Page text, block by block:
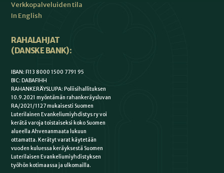
Verkkopalveluiden tila
In English
RAHALAHJAT
(DANSKE BANK):
IBAN: FI13 8000 1500 7791 95
BIC: DABAFIHH
RAHANKERÄYSLUPA: Poliisihallituksen
10.9.2021 myöntämän rahankeräysluvan
RA/2021/1127 mukaisesti Suomen
Luterilainen Evankeliumiyhdistys ry voi
kerätä varoja toistaiseksi koko Suomen
alueella Ahvenanmaata lukuun
ottamatta. Kerätyt varat käytetään
vuoden kuluessa keräyksestä Suomen
Luterilaisen Evankeliumiyhdistyksen
työhön kotimaassa ja ulkomailla.